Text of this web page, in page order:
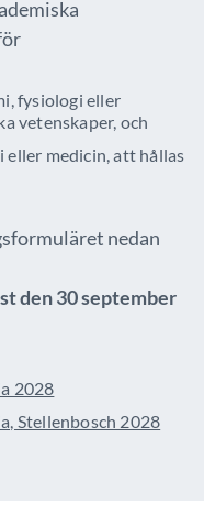
fysiologi eller
vetenskaper, och
medicin, att hållas
nedan
den 30 september
2028
Stellenbosch 2028